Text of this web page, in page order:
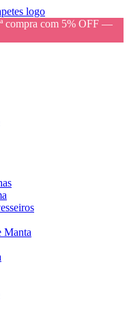
compra com 5% OFF —
Manta